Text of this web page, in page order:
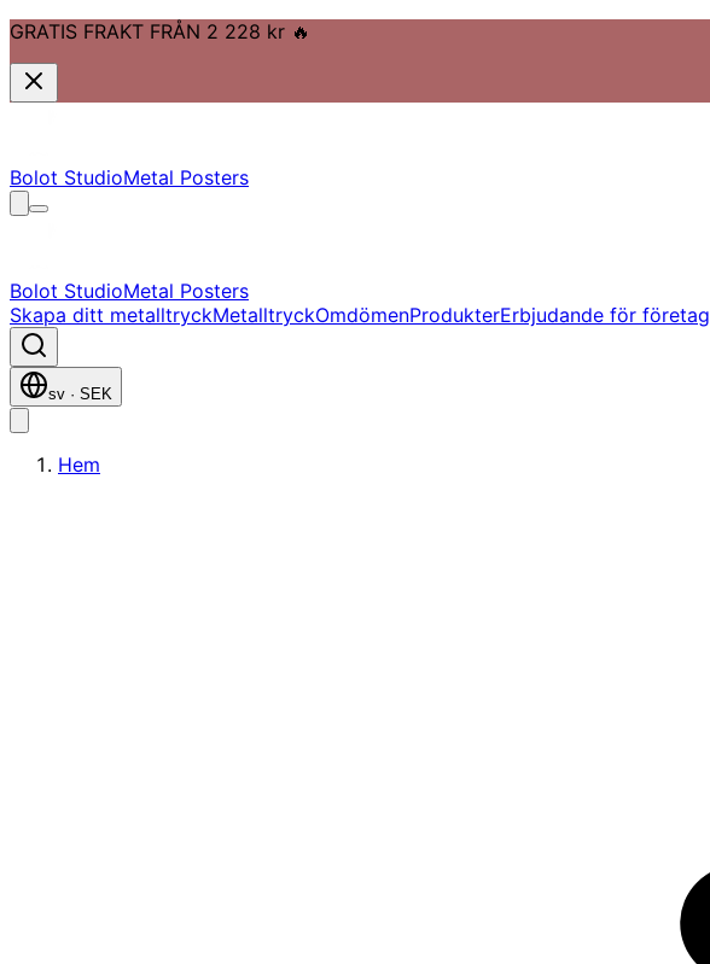
Gå till navigation
Gå till sidfot
GRATIS FRAKT FRÅN 2 228 kr 🔥
Bolot StudioMetal Posters
Bolot StudioMetal Posters
Skapa ditt metalltryckMetalltryckOmdömenProdukterErbjudande för företag
sv · SEK
Hem